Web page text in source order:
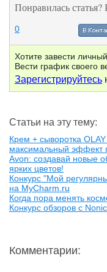
Понравилась
0
Хотите завести личный
Вести график своего
Зарегистрируйтесь
Статьи на эту тему:
Крем + сыворотка
максимальный эффект
Avon: создавай новые
ярких цветов!
Конкурс "Мой
на MyCharm.ru
Когда пора менять
Конкурс обзоров с
Комментарии: